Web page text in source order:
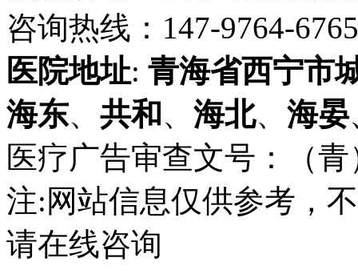
咨询热线：147-9764-
医院地址: 青海省西宁市
海东、 共和 、 海北、 海晏
医疗广告审查文号：（
注:网站信息仅供参考，
请在线咨询